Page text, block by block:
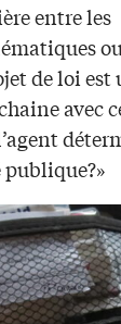
entre les
de loi est
avec